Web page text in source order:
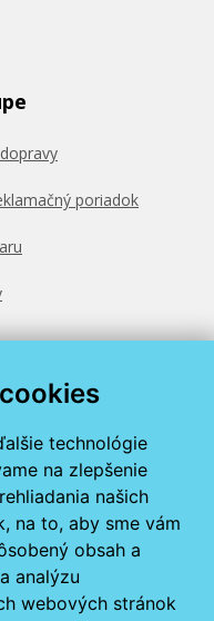
technológie
na zlepšenie
našich
na to, aby sme vám
obsah a
analýzu
webových stránok
poriadok
do 17. hod.